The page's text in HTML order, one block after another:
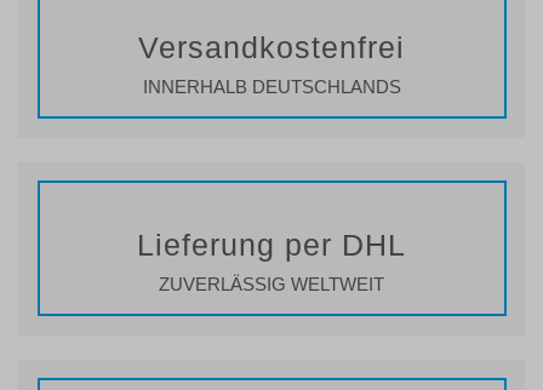
Versandkostenfrei
INNERHALB DEUTSCHLANDS
Lieferung per DHL
ZUVERLÄSSIG WELTWEIT